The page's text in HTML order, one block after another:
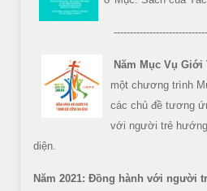
Năm Mục Vụ Giới
một chương trình
các chủ đề tương
với người trẻ
diện.
Năm 2021: Đồng hành với người